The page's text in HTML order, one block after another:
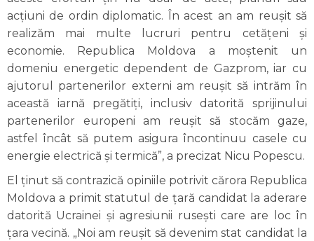
acțiuni de ordin diplomatic. În acest an am reușit să
realizăm mai multe lucruri pentru cetățeni și
economie. Republica Moldova a moștenit un
domeniu energetic dependent de Gazprom, iar cu
ajutorul partenerilor externi am reușit să intrăm în
această iarnă pregătiți, inclusiv datorită sprijinului
partenerilor europeni am reușit să stocăm gaze,
astfel încât să putem asigura încontinuu casele cu
energie electrică și termică”, a precizat Nicu Popescu.
El ținut să contrazică opiniile potrivit cărora Republica
Moldova a primit statutul de țară candidat la aderare
datorită Ucrainei și agresiunii rusești care are loc în
țara vecină. „Noi am reușit să devenim stat candidat la